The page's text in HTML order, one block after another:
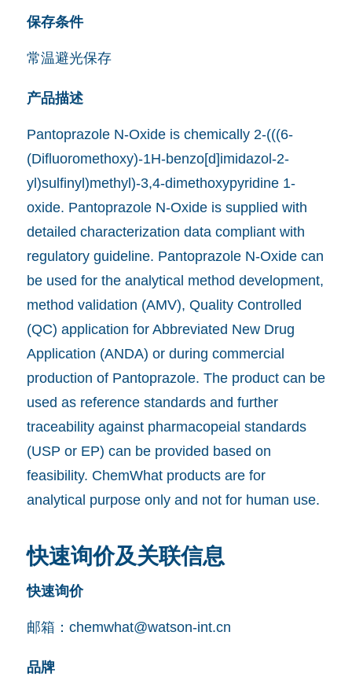
保存条件
常温避光保存
产品描述
Pantoprazole N-Oxide is chemically 2-(((6-
(Difluoromethoxy)-1H-benzo[d]imidazol-2-
yl)sulfinyl)methyl)-3,4-dimethoxypyridine 1-
oxide. Pantoprazole N-Oxide is supplied with
detailed characterization data compliant with
regulatory guideline. Pantoprazole N-Oxide can
be used for the analytical method development,
method validation (AMV), Quality Controlled
(QC) application for Abbreviated New Drug
Application (ANDA) or during commercial
production of Pantoprazole. The product can be
used as reference standards and further
traceability against pharmacopeial standards
(USP or EP) can be provided based on
feasibility. ChemWhat products are for
analytical purpose only and not for human use.
快速询价及关联信息
快速询价
邮箱： chemwhat@watson-int.cn
品牌